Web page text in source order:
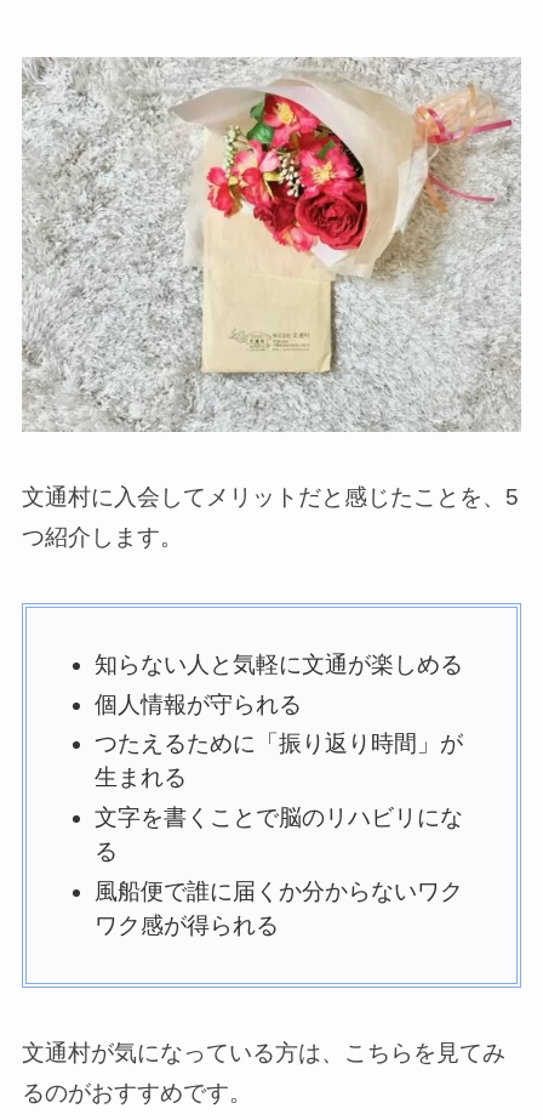
文通村に入会してメリットだと感じたことを、5
つ紹介します。
知らない人と気軽に文通が楽しめる
個人情報が守られる
つたえるために「振り返り時間」が
生まれる
文字を書くことで脳のリハビリにな
る
風船便で誰に届くか分からないワク
ワク感が得られる
文通村が気になっている方は、こちらを見てみ
るのがおすすめです。